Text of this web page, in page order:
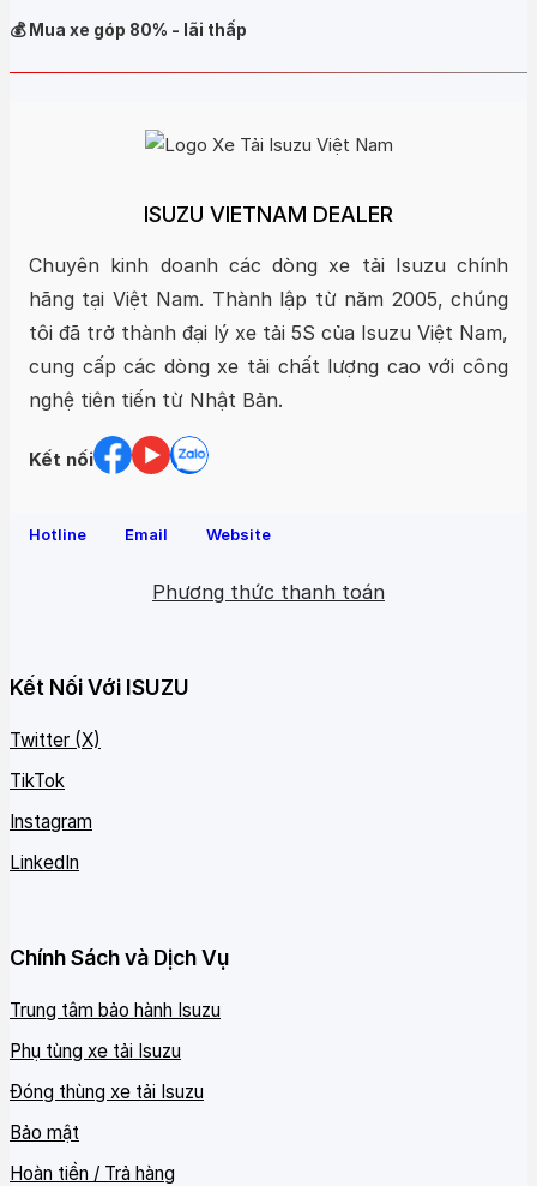
💰 Mua xe góp 80% - lãi thấp
ISUZU VIETNAM DEALER
Chuyên kinh doanh các dòng xe tải Isuzu chính
hãng tại Việt Nam. Thành lập từ năm 2005, chúng
tôi đã trở thành đại lý xe tải 5S của Isuzu Việt Nam,
cung cấp các dòng xe tải chất lượng cao với công
nghệ tiên tiến từ Nhật Bản.
Kết nối
Hotline Email Website
Phương thức thanh toán
Kết Nối Với ISUZU
Twitter (X)
TikTok
Instagram
LinkedIn
Chính Sách và Dịch Vụ
Trung tâm bảo hành Isuzu
Phụ tùng xe tải Isuzu
Đóng thùng xe tải Isuzu
Bảo mật
Hoàn tiền / Trả hàng